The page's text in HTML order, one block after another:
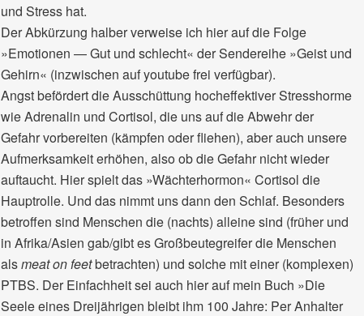
und Stress hat.
Der Abkürzung halber verweise ich hier auf die Folge
»Emotionen — Gut und schlecht« der Sendereihe »Geist und
Gehirn« (inzwischen auf youtube frei verfügbar).
Angst befördert die Ausschüttung hocheffektiver Stresshorme
wie Adrenalin und Cortisol, die uns auf die Abwehr der
Gefahr vorbereiten (kämpfen oder fliehen), aber auch unsere
Aufmerksamkeit erhöhen, also ob die Gefahr nicht wieder
auftaucht. Hier spielt das »Wächterhormon« Cortisol die
Hauptrolle. Und das nimmt uns dann den Schlaf. Besonders
betroffen sind Menschen die (nachts) alleine sind (früher und
in Afrika/Asien gab/gibt es Großbeutegreifer die Menschen
alsmeat on feetbetrachten) und solche mit einer (komplexen)
PTBS. Der Einfachheit sei auch hier auf mein Buch »Die
Seele eines Dreijährigen bleibt ihm 100 Jahre: Per Anhalter